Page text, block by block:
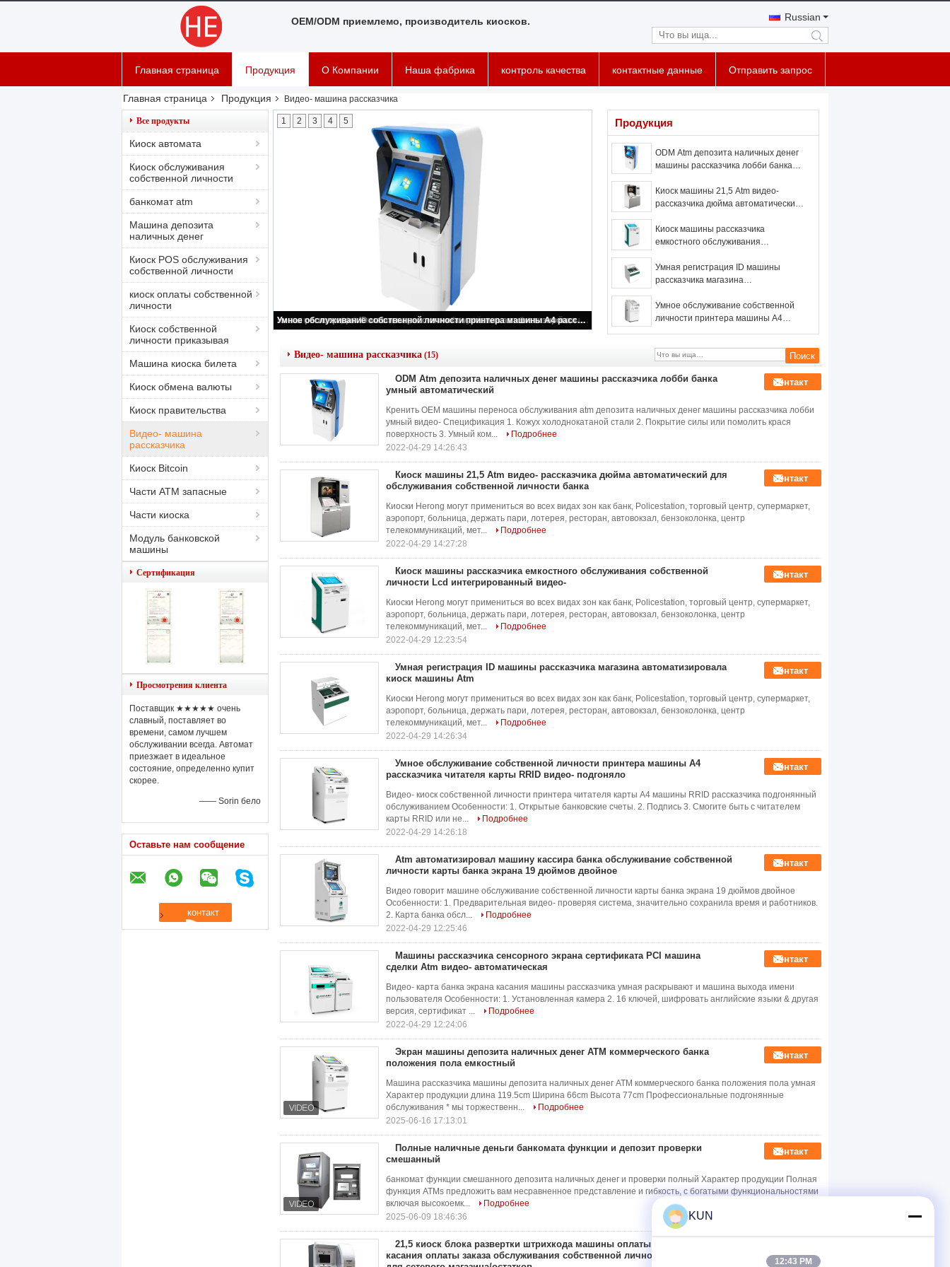
OEM/ODM приемлемо, производитель киосков. Russian
search
Главная страница Продукция О Компании Наша фабрика контроль качества контактные данные Отправить запрос
Главная страница Продукция Видео- машина рассказчика
Все продукты
Киоск автомата
Киоск обслуживания
собственной личности
банкомат atm
Машина депозита
наличных денег
Киоск POS обслуживания
собственной личности
киоск оплаты собственной
личности
Киоск собственной
личности приказывая
Машина киоска билета
Киоск обмена валюты
Киоск правительства
Видео- машина
рассказчика
Киоск Bitcoin
Части ATM запасные
Части киоска
Модуль банковской
машины
Сертификация
Просмотрения клиента
Поставщик ★★★★★ очень
славный, поставляет во
времени, самом лучшем
обслуживании всегда. Автомат
приезжает в идеальное
состояние, определенно купит
скорее.
—— Sorin бело
Оставьте нам сообщение
ODM Atm депозита наличных денег машины рассказчика лобби банка умный автоматический
1 2 3 4 5 Продукция
ODM Atm депозита наличных денег
машины рассказчика лобби банка
Киоск машины 21,5 Atm видео-
рассказчика дюйма автоматический
личности банка
Киоск машины рассказчика
емкостного обслуживания
интегрированный видео-
Умная регистрация ID машины
рассказчика магазина
Atm
Умное обслуживание собственной
личности принтера машины A4
Видео- машина рассказчика (15)
ODM Atm депозита наличных денег машины рассказчика лобби банка
умный автоматический
контакт
Кренить OEM машины переноса обслуживания atm депозита наличных денег машины рассказчика лобби
умный видео- Спецификация 1. Кожух холоднокатаной стали 2. Покрытие силы или помолить крася
поверхность 3. Умный ком...
Подробнее
2022-04-29 14:26:43
Киоск машины 21,5 Atm видео- рассказчика дюйма автоматический для
обслуживания собственной личности банка
контакт
Киоски Herong могут примениться во всех видах зон как банк, Policestation, торговый центр, супермаркет,
аэропорт, больница, держать пари, лотерея, ресторан, автовокзал, бензоколонка, центр
телекоммуникаций, мет...
Подробнее
2022-04-29 14:27:28
Киоск машины рассказчика емкостного обслуживания собственной
личности Lcd интегрированный видео-
контакт
Киоски Herong могут примениться во всех видах зон как банк, Policestation, торговый центр, супермаркет,
аэропорт, больница, держать пари, лотерея, ресторан, автовокзал, бензоколонка, центр
телекоммуникаций, мет...
Подробнее
2022-04-29 12:23:54
Умная регистрация ID машины рассказчика магазина автоматизировала
киоск машины Atm
контакт
Киоски Herong могут примениться во всех видах зон как банк, Policestation, торговый центр, супермаркет,
аэропорт, больница, держать пари, лотерея, ресторан, автовокзал, бензоколонка, центр
телекоммуникаций, мет...
Подробнее
2022-04-29 14:26:34
Умное обслуживание собственной личности принтера машины A4
рассказчика читателя карты RRID видео- подгоняло
контакт
Видео- киоск собственной личности принтера читателя карты A4 машины RRID рассказчика подгонянный
обслуживанием Особенности: 1. Открытые банковские счеты. 2. Подпись 3. Смогите быть с читателем
карты RRID или не...
Подробнее
2022-04-29 14:26:18
Atm автоматизировал машину кассира банка обслуживание собственной
личности карты банка экрана 19 дюймов двойное
контакт
Видео говорит машине обслуживание собственной личности карты банка экрана 19 дюймов двойное
Особенности: 1. Предварительная видео- проверяя система, значительно сохранила время и работников.
2. Карта банка обсл...
Подробнее
2022-04-29 12:25:46
Машины рассказчика сенсорного экрана сертификата PCI машина
сделки Atm видео- автоматическая
контакт
Видео- карта банка экрана касания машины рассказчика умная раскрывают и машина выхода имени
пользователя Особенности: 1. Установленная камера 2. 16 ключей, шифровать английские языки & другая
версия, сертификат ...
Подробнее
2022-04-29 12:24:06
Экран машины депозита наличных денег ATM коммерческого банка
положения пола емкостный
контакт
Машина рассказчика машины депозита наличных денег ATM коммерческого банка положения пола умная
Характер продукции длина 119.5cm Ширина 66cm Высота 77cm Профессиональные подгонянные
обслуживания * мы торжественн...
Подробнее
2025-06-16 17:13:01
Полные наличные деньги банкомата функции и депозит проверки
смешанный
контакт
банкомат функции смешанного депозита наличных денег и проверки полный Характер продукции Полная
функция ATMs предложить вам несравненное представление и гибкость, с богатыми функциональностями
включая высокоемк...
Подробнее
2025-06-09 18:46:36
21,5 киоск блока развертки штрихкода машины оплаты киоска экрана
касания оплаты заказа обслуживания собственной личности 22 дюймов
KUN
12:43 PM